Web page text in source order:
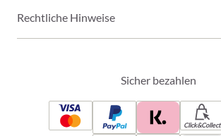
Rechtliche Hinweise
Sicher bezahlen
Click&Collect